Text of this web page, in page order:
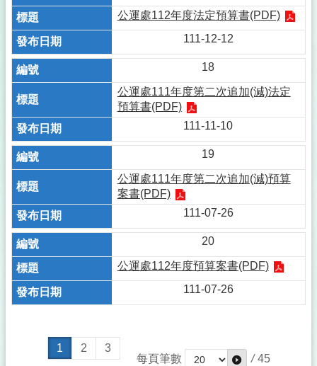
公運處112年度法定預算書(PDF)
111-12-12
18
公運處111年度第二次追加(減)法定
預算書(PDF)
111-11-10
19
公運處111年度第二次追加(減)預算
案書(PDF)
111-07-26
20
公運處112年度預算案書(PDF)
111-07-26
1 2
3
每頁筆數
/ 45